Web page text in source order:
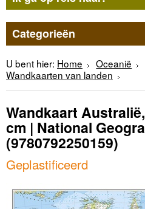
Categorieën
U bent hier: Home Oceanië
Wandkaarten van landen
Wandkaart
cm | National
(9780792250159)
Geplastificeerd